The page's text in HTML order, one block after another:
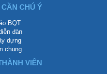
CHÚ Ý
BQT
đàn
dựng
chung
VIÊN